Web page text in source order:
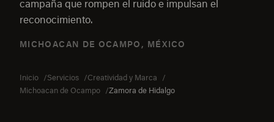
campaña que rompen el ruido e impulsan el
reconocimiento.
MICHOACAN DE OCAMPO, MÉXICO
Inicio Servicios
Creatividad y Marca
Michoacan de Ocampo
Zamora de Hidalgo